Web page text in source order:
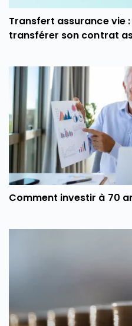
Transfert assurance vie
transférer son contrat
Comment investir à 70